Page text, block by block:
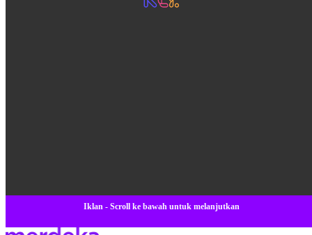
Iklan - Scroll ke bawah untuk melanjutkan